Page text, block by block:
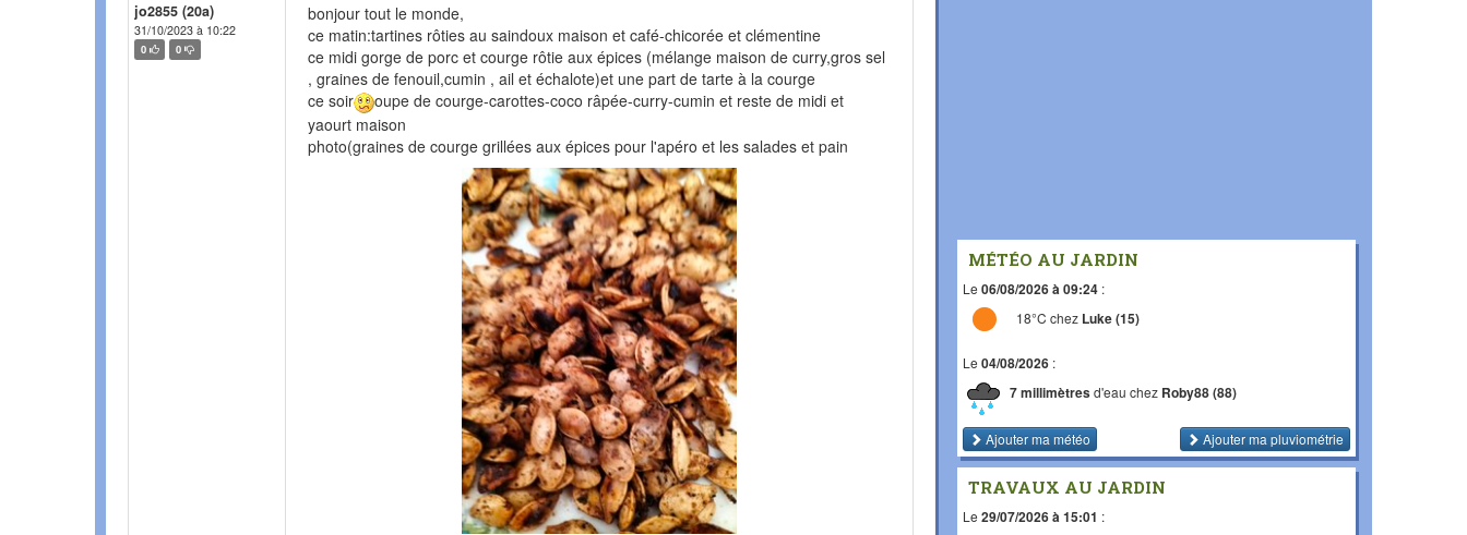
jo2855 (20a)
31/10/2023 à 10:22
0 0
bonjour tout le monde,
ce matin:tartines rôties au saindoux maison et café-chicorée et clémentine
ce midi gorge de porc et courge rôtie aux épices (mélange maison de curry,gros sel
, graines de fenouil,cumin , ail et échalote)et une part de tarte à la courge
ce soir
oupe de courge-carottes-coco râpée-curry-cumin et reste de midi et
yaourt maison
photo(graines de courge grillées aux épices pour l'apéro et les salades et pain
MÉTÉO AU JARDIN
Le 06/08/2026 à 09:24 :
18°C chez Luke (15)
Le 04/08/2026 :
7 millimètresd'eau chez Roby88 (88)
Ajouter ma météo Ajouter ma pluviométrie
TRAVAUX AU JARDIN
Le 29/07/2026 à 15:01 :